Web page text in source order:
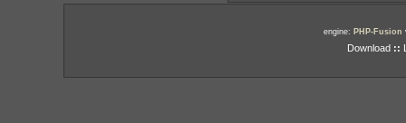
engine: PHP-Fusion
Download ::